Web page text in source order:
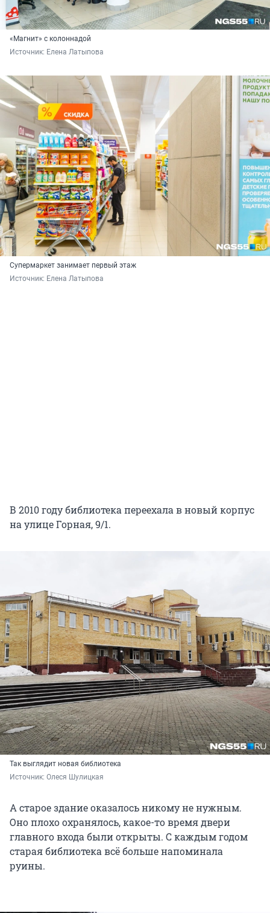
«Магнит» с колоннадой
Источник: Елена Латыпова
Супермаркет занимает первый этаж
Источник: Елена Латыпова
В 2010 году библиотека переехала в новый корпус
на улице Горная, 9/1.
Так выглядит новая библиотека
Источник: Олеся Шулицкая
А старое здание оказалось никому не нужным.
Оно плохо охранялось, какое-то время двери
главного входа были открыты. С каждым годом
старая библиотека всё больше напоминала
руины.